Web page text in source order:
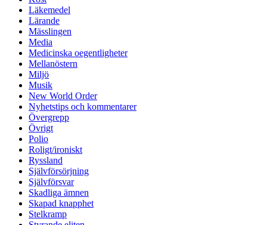
Läkemedel
Lärande
Mässlingen
Media
Medicinska oegentligheter
Mellanöstern
Miljö
Musik
New World Order
Nyhetstips och kommentarer
Övergrepp
Övrigt
Polio
Roligt/ironiskt
Ryssland
Självförsörjning
Självförsvar
Skadliga ämnen
Skapad knapphet
Stelkramp